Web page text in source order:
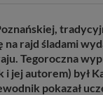
na rajd śladami
Tegoroczna
jej autorem) był
pokazał